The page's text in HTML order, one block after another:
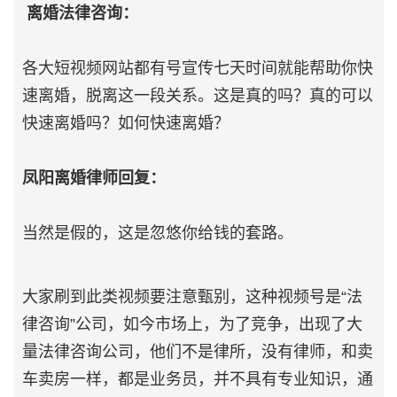
离婚法律咨询：
各大短视频网站都有号宣传七天时间就能帮助你快
速离婚，脱离这一段关系。这是真的吗？真的可以
快速离婚吗？如何快速离婚？
凤阳离婚律师回复：
当然是假的，这是忽悠你给钱的套路。
大家刷到此类视频要注意甄别，这种视频号是“法
律咨询”公司，如今市场上，为了竞争，出现了大
量法律咨询公司，他们不是律所，没有律师，和卖
车卖房一样，都是业务员，并不具有专业知识，通